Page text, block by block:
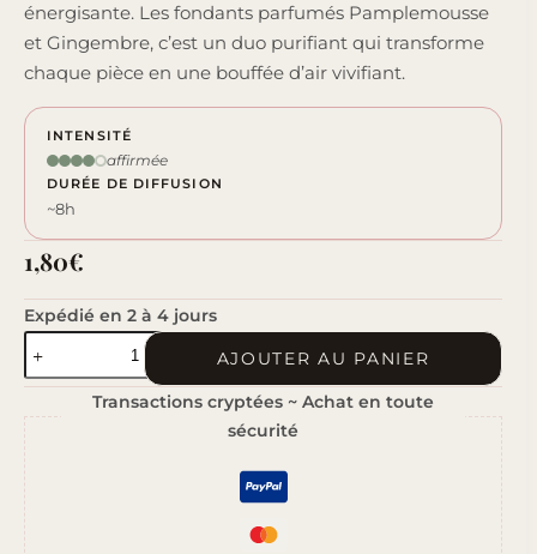
énergisante. Les fondants parfumés Pamplemousse
et Gingembre, c’est un duo purifiant qui transforme
chaque pièce en une bouffée d’air vivifiant.
INTENSITÉ
affirmée
DURÉE DE DIFFUSION
~8h
1,80€
Expédié en 2 à 4 jours
de
Pamplemousse
&
Gingembre
AJOUTER AU PANIER
Transactions cryptées ~ Achat en toute
sécurité